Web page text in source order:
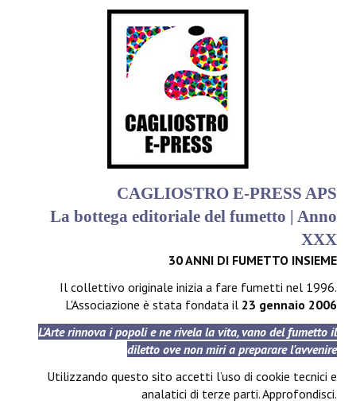
CAGLIOSTRO E-PRESS APS
La bottega editoriale del fumetto | Anno
XXX
30 ANNI DI FUMETTO INSIEME
Il collettivo originale inizia a fare fumetti nel 1996.
L'Associazione è stata fondata il 23 gennaio 2006
L'Arte rinnova i popoli e ne rivela la vita, vano del fumetto il
diletto ove non miri a preparare l'avvenire
Utilizzando questo sito accetti l’uso di cookie tecnici e
analatici di terze parti.Approfondisci.